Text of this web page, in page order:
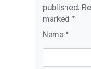
published.
marked *
Nama *